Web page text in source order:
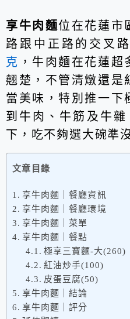
享牛肉麵位在花蓮市
路跟中正路的交叉
克 ，牛肉麵在花蓮超
翹楚，不管清燉還是
當美味，特別推一下
到牛肉、牛筋及牛
下，吃不夠選大碗準
文章目錄
享牛肉麵｜餐廳資訊
享牛肉麵｜餐廳環境
享牛肉麵｜菜單
享牛肉麵｜餐點
極享三寶麵-大(260)
紅油炒手(100)
皮蛋豆腐(50)
享牛肉麵｜結論
享牛肉麵｜評分